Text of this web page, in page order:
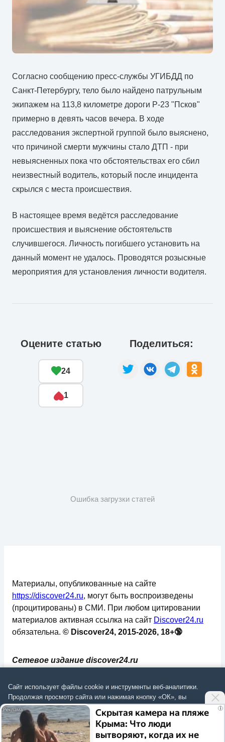
Согласно сообщению пресс-службы УГИБДД по
Санкт-Петербургу, тело было найдено патрульным
экипажем на 113,8 километре дороги Р-23 "Псков"
примерно в девять часов вечера. В ходе
расследования экспертной группой было выяснено,
что причиной смерти мужчины стало ДТП - при
невыясненных пока что обстоятельствах его сбил
неизвестный водитель, который после инцидента
скрылся с места происшествия.
В настоящее время ведётся расследование
происшествия и выяснение обстоятельств
случившегося. Личность погибшего установить на
данный момент не удалось. Проводятся розыскные
мероприятия для установления личности водителя.
Оцените статью
24
1
Поделиться:
Ошибка загрузки статей
Сетевое издание discover24.ru
надзору в сфере связи, информационных
технологий и массовых коммуникаций
(Роскомнадзор). Регистрационный номер: ЭЛ №
ФС 77 - 73793.
Материалы, опубликованные на сайте
https://discover24.ru, могут быть воспроизведены
(процитированы) в СМИ. При любом цитировании
материалов активная ссылка на сайт Discover24.ru
обязательна. © Discover24, 2015-2026, 18+🔞
i
Скрытая камера на пляже
Крыма: Что люди
вытворяют, когда их не
Сайт использует файлы cookie и инструменты веб-аналитики.
Продолжая просмотр сайта или нажимая кнопку «ОК», вы
подтверждаетесогласие на обработку данныхсогласноПолитике.
Согласиться